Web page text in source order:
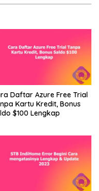
Daftar Azure Free Trial
Kartu Kredit, Bonus
$100 Lengkap